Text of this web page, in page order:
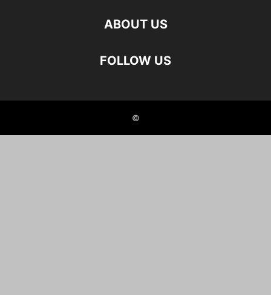
ABOUT US
FOLLOW US
©